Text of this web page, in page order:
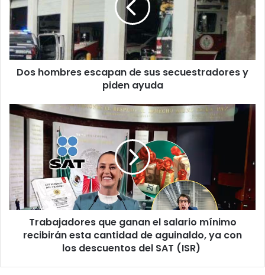
sus
secuestradores
y
piden
ayuda
Dos hombres escapan de sus secuestradores y
piden ayuda
Trabajadores
que
ganan
salario
mínimo
recibirán
esta
cantidad
aguinaldo,
los
Trabajadores que ganan el salario mínimo
recibirán esta cantidad de aguinaldo, ya con
los descuentos del SAT (ISR) ​